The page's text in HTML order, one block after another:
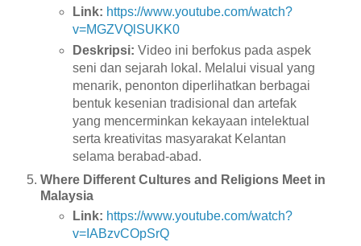
Link: https://www.youtube.com/watch?
v=MGZVQlSUKK0
Deskripsi: Video ini berfokus pada aspek
seni dan sejarah lokal. Melalui visual yang
menarik, penonton diperlihatkan berbagai
bentuk kesenian tradisional dan artefak
yang mencerminkan kekayaan intelektual
serta kreativitas masyarakat Kelantan
selama berabad-abad.
Where Different Cultures and Religions Meet in
Malaysia
Link: https://www.youtube.com/watch?
v=IABzvCOpSrQ